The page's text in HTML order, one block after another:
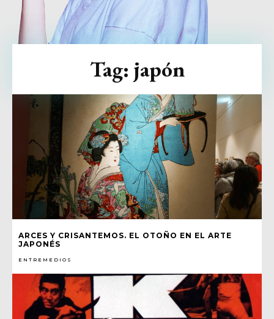
ARCES Y CRISANTEMOS. EL OTOÑO EN EL ARTE
JAPONÉS
ENTREMEDIOS
Tag: japón